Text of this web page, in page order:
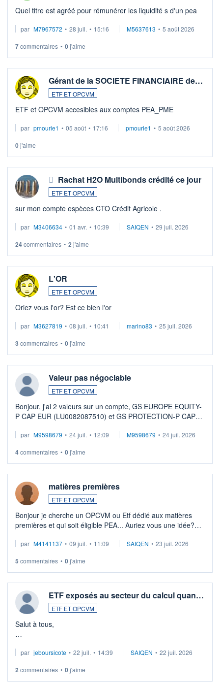
Quel titre est agréé pour rémunérer les liquidité s d'un pea
par M7967572 • 28 juil. • 15:16 M5637613 • 5 août 2026
7commentaires • 0j'aime
Gérant de la SOCIETE FINANCIAIRE de…
ETF ET OPCVM
ETF et OPCVM accesibles aux comptes PEA_PME
par pmourie1 • 05 août • 17:16 pmourie1 • 5 août 2026
0j'aime
Rachat H2O Multibonds crédité ce jour
ETF ET OPCVM
sur mon compte espèces CTO Crédit Agricole .
par M3406634 • 01 avr. • 10:39 SAIQEN • 29 juil. 2026
24commentaires • 2 j'aime
L'OR
ETF ET OPCVM
Oriez vous l'or? Est ce bien l'or
par M3627819 • 08 juil. • 10:41 marino83 • 25 juil. 2026
3 commentaires • 0j'aime
Valeur pas négociable
ETF ET OPCVM
Bonjour, j'ai 2 valeurs sur un compte, GS EUROPE EQUITY-
P CAP EUR (LU0082087510) et GS PROTECTION-P CAP
veux procéder à la vente, on me signale ...
par M9598679 • 24 juil. • 12:09 M9598679 • 24 juil. 2026
4commentaires • 0j'aime
matières premières
ETF ET OPCVM
Bonjour je cherche un OPCVM ou Etf dédié aux matières
premières et qui soit éligible PEA... Auriez vous une idée?
par M4141137 • 09 juil. • 11:09 SAIQEN • 23 juil. 2026
5 commentaires • 0j'aime
ETF exposés au secteur du calcul quan…
ETF ET OPCVM
Salut à tous,
via un ETF plutôt que des actions individuelles.
Idéalement, je voudrais qu'il soit éligible au PEA.
par jeboursicote • 22 juil. • 14:39 SAIQEN • 22 juil. 2026
2 commentaires • 0j'aime